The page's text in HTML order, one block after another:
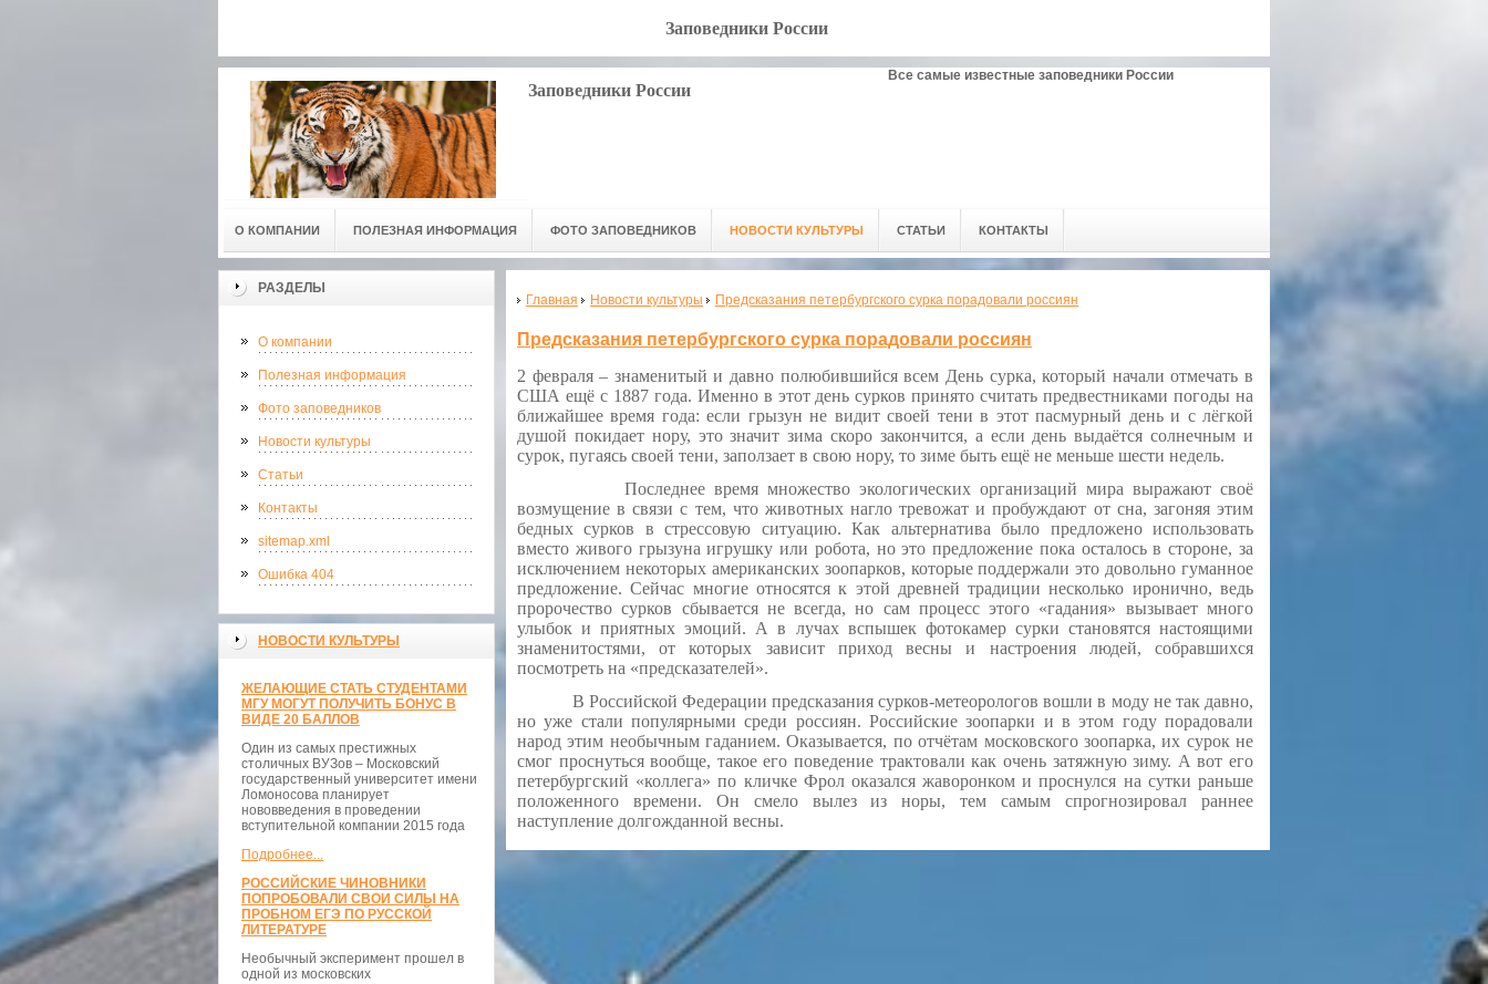
Заповедники России
Заповедники России
Все самые известные заповедники России
О КОМПАНИИ ПОЛЕЗНАЯ ИНФОРМАЦИЯ ФОТО ЗАПОВЕДНИКОВ НОВОСТИ КУЛЬТУРЫ СТАТЬИ КОНТАКТЫ
РАЗДЕЛЫ
О компании
Полезная информация
Фото заповедников
Новости культуры
Статьи
Контакты
sitemap.xml
Ошибка 404
НОВОСТИ КУЛЬТУРЫ
ЖЕЛАЮЩИЕ СТАТЬ СТУДЕНТАМИ
МГУ МОГУТ ПОЛУЧИТЬ БОНУС В
ВИДЕ 20 БАЛЛОВ
Один из самых престижных
столичных ВУЗов – Московский
государственный университет имени
Ломоносова планирует
нововведения в проведении
вступительной компании 2015 года
Подробнее...
РОССИЙСКИЕ ЧИНОВНИКИ
ПОПРОБОВАЛИ СВОИ СИЛЫ НА
ПРОБНОМ ЕГЭ ПО РУССКОЙ
ЛИТЕРАТУРЕ
Необычный эксперимент прошел в
одной из московских
Главная Новости культуры Предсказания петербургского сурка порадовали россиян
Предсказания петербургского сурка порадовали россиян
2 февраля – знаменитый и давно полюбившийся всем День сурка, который начали отмечать в
США ещё с 1887 года. Именно в этот день сурков принято считать предвестниками погоды на
ближайшее время года: если грызун не видит своей тени в этот пасмурный день и с лёгкой
душой покидает нору, это значит зима скоро закончится, а если день выдаётся солнечным и
сурок, пугаясь своей тени, заползает в свою нору, то зиме быть ещё не меньше шести недель.
Последнее время множество экологических организаций мира выражают своё
возмущение в связи с тем, что животных нагло тревожат и пробуждают от сна, загоняя этим
бедных сурков в стрессовую ситуацию. Как альтернатива было предложено использовать
вместо живого грызуна игрушку или робота, но это предложение пока осталось в стороне, за
исключением некоторых американских зоопарков, которые поддержали это довольно гуманное
предложение. Сейчас многие относятся к этой древней традиции несколько иронично, ведь
пророчество сурков сбывается не всегда, но сам процесс этого «гадания» вызывает много
улыбок и приятных эмоций. А в лучах вспышек фотокамер сурки становятся настоящими
знаменитостями, от которых зависит приход весны и настроения людей, собравшихся
посмотреть на «предсказателей».
В Российской Федерации предсказания сурков-метеорологов вошли в моду не так давно,
но уже стали популярными среди россиян. Российские зоопарки и в этом году порадовали
народ этим необычным гаданием. Оказывается, по отчётам московского зоопарка, их сурок не
смог проснуться вообще, такое его поведение трактовали как очень затяжную зиму. А вот его
петербургский «коллега» по кличке Фрол оказался жаворонком и проснулся на сутки раньше
положенного времени. Он смело вылез из норы, тем самым спрогнозировал раннее
наступление долгожданной весны.